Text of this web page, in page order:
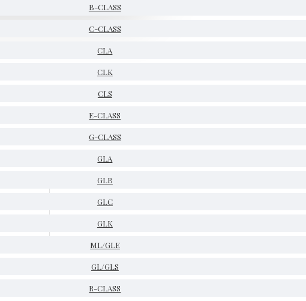
B-CLASS
C-CLASS
CLA
CLK
CLS
E-CLASS
G-CLASS
GLA
GLB
GLC
GLK
ML/GLE
GL/GLS
R-CLASS